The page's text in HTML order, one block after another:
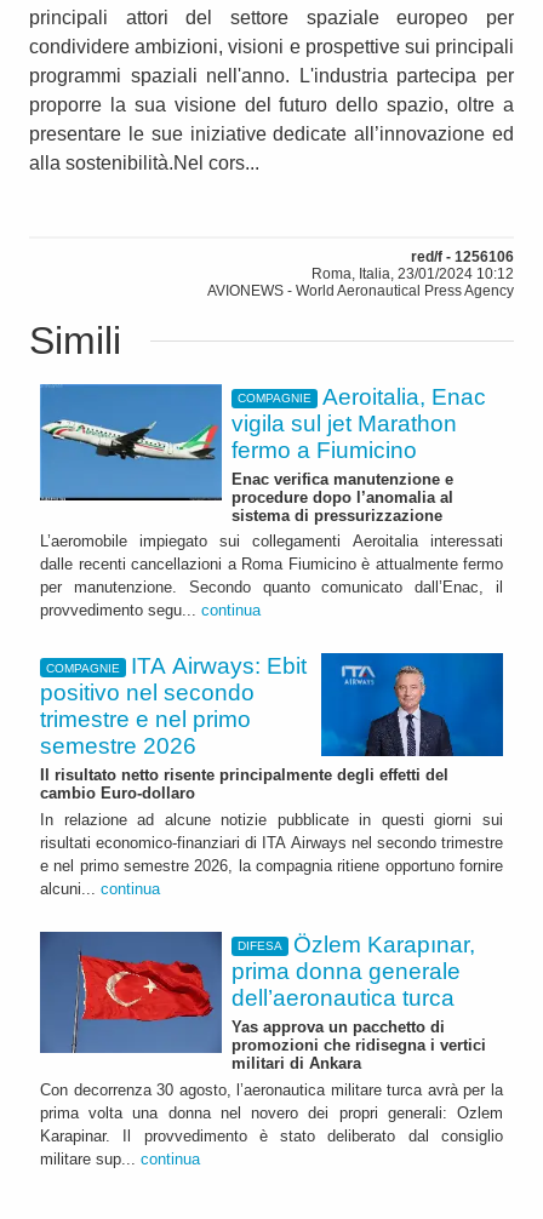
principali attori del settore spaziale europeo per
condividere ambizioni, visioni e prospettive sui principali
programmi spaziali nell'anno. L'industria partecipa per
proporre la sua visione del futuro dello spazio, oltre a
presentare le sue iniziative dedicate all’innovazione ed
alla sostenibilità.Nel cors...
red/f - 1256106
Roma, Italia, 23/01/2024 10:12
AVIONEWS - World Aeronautical Press Agency
Simili
COMPAGNIE
Aeroitalia, Enac
vigila sul jet Marathon
fermo a Fiumicino
Enac verifica manutenzione e
procedure dopo l’anomalia al
sistema di pressurizzazione
L’aeromobile impiegato sui collegamenti Aeroitalia interessati
dalle recenti cancellazioni a Roma Fiumicino è attualmente fermo
per manutenzione. Secondo quanto comunicato dall’Enac, il
provvedimento segu... continua
COMPAGNIE
ITA Airways: Ebit
positivo nel secondo
trimestre e nel primo
semestre 2026
Il risultato netto risente principalmente degli effetti del
cambio Euro-dollaro
In relazione ad alcune notizie pubblicate in questi giorni sui
risultati economico-finanziari di ITA Airways nel secondo trimestre
e nel primo semestre 2026, la compagnia ritiene opportuno fornire
alcuni... continua
DIFESA
Özlem Karapınar,
prima donna generale
dell’aeronautica turca
Yas approva un pacchetto di
promozioni che ridisegna i vertici
militari di Ankara
Con decorrenza 30 agosto, l’aeronautica militare turca avrà per la
prima volta una donna nel novero dei propri generali: Ozlem
Karapinar. Il provvedimento è stato deliberato dal consiglio
militare sup... continua